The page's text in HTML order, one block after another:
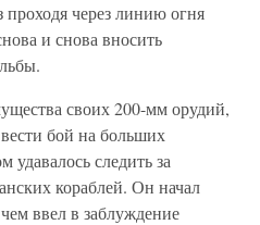
через линию огня
и снова вносить
своих 200-мм орудий,
бой на больших
удавалось следить за
кораблей. Он начал
ввел в заблуждение